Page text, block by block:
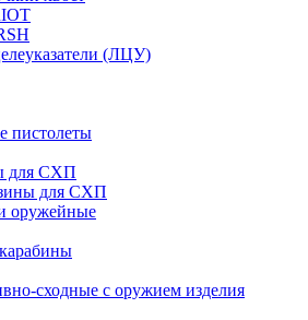
(ЛЦУ)
пистолеты
для СХП
для СХП
оружейные
сходные с оружием изделия